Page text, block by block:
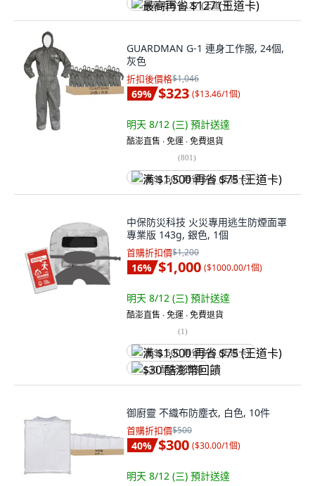
最高再省 $127 (王道卡)
GUARDMAN G-1 連身工作服, 24個,
灰色
折扣後價格$1,046
69% $323 ($13.46/1個)
明天 8/12 (三) 預計送達
酷澎直售 ∙ 免運 ∙ 免費退貨
(801)
满 $1,500 再省 $75 (王道卡)
中保防災科技 火災專用逃生防煙面罩
專業版 143g, 銀色, 1個
首購折扣價$1,200
16% $1,000 ($1000.00/1個)
明天 8/12 (三) 預計送達
酷澎直售 ∙ 免運 ∙ 免費退貨
(1)
满 $1,500 再省 $75 (王道卡)
$30 酷澎幣回饋
御廚靈 不織布防塵衣, 白色, 10件
首購折扣價$500
40% $300 ($30.00/1個)
明天 8/12 (三) 預計送達